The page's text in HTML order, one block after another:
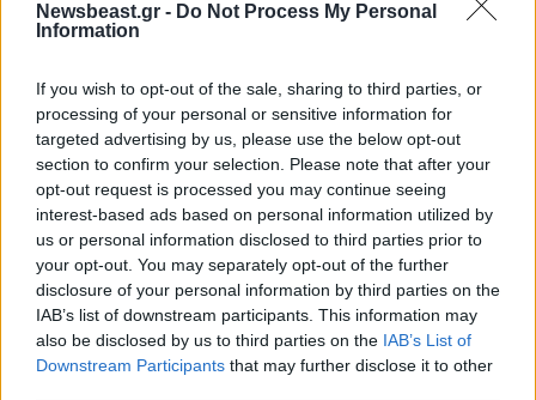
Newsbeast.gr - Do Not Process My Personal
Information
If you wish to opt-out of the sale, sharing to third parties, or
processing of your personal or sensitive information for
targeted advertising by us, please use the below opt-out
section to confirm your selection. Please note that after your
opt-out request is processed you may continue seeing
interest-based ads based on personal information utilized by
us or personal information disclosed to third parties prior to
your opt-out. You may separately opt-out of the further
disclosure of your personal information by third parties on the
IAB’s list of downstream participants. This information may
also be disclosed by us to third parties on the IAB’s List of
Downstream Participants that may further disclose it to other
Με διπλή προσπάθεια το Superjet κατάφερε να δέσει
στο Κουφονήσια – Δείτε βίντεο